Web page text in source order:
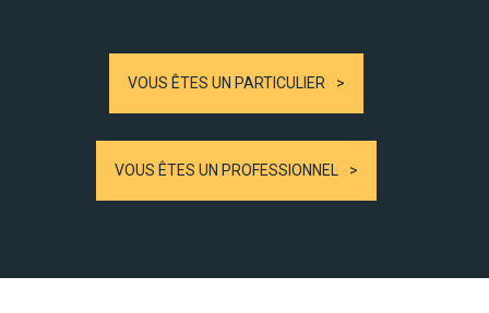
VOUS ÊTES UN PARTICULIER
VOUS ÊTES UN PROFESSIONNEL